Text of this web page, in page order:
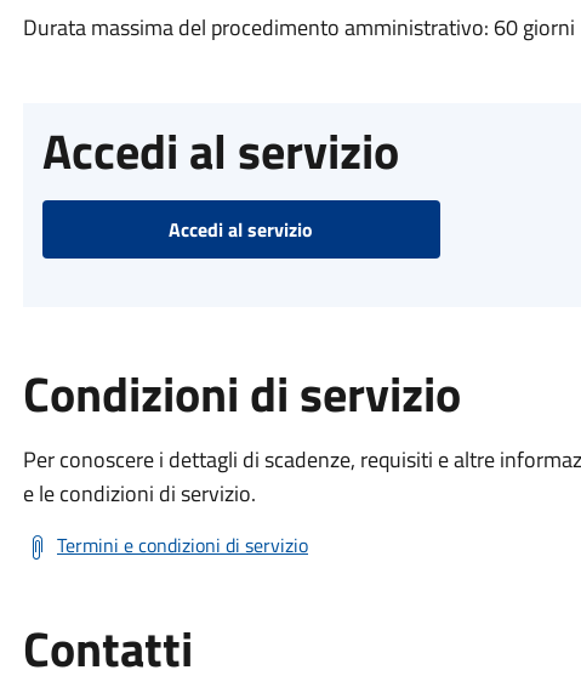
Durata massima del procedimento amministrativo: 60 giorni
Accedi al servizio
Accedi al servizio
Condizioni di servizio
Per conoscere i dettagli di scadenze, requisiti e altre
e le condizioni di servizio.
Termini e condizioni di servizio
Contatti